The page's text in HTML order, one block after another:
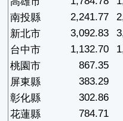
南投縣
2,241.77
新北市
3,092.83
台中市
1,132.70
桃園市
867.35
屏東縣
383.29
彰化縣
302.86
花蓮縣
784.71